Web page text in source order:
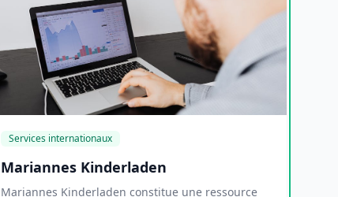
Services internationaux
Mariannes Kinderladen
Mariannes Kinderladen constitue une ressource